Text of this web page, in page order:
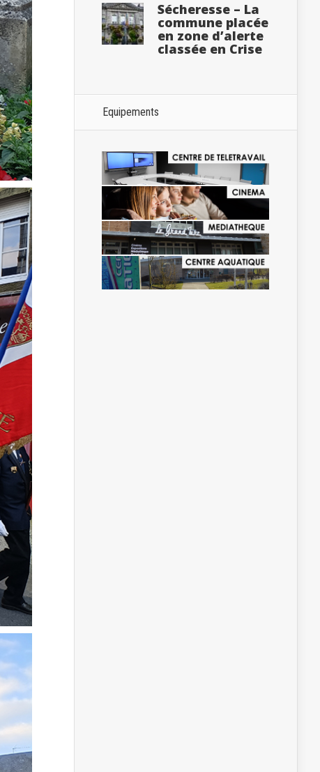
Sécheresse – La
commune placée
en zone d’alerte
classée en Crise
Equipements